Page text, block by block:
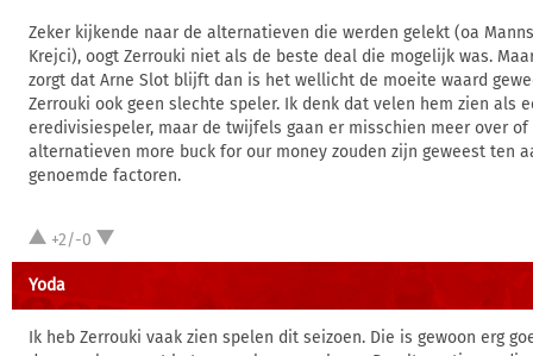
Zeker kijkende naar de alternatieven die werden gelekt (oa
Krejci), oogt Zerrouki niet als de beste deal die mogelijk was.
zorgt dat Arne Slot blijft dan is het wellicht de moeite waard
Zerrouki ook geen slechte speler. Ik denk dat velen hem zien als
eredivisiespeler, maar de twijfels gaan er misschien meer over of
alternatieven more buck for our money zouden zijn geweest ten
genoemde factoren.
+2/-0
Yoda
Ik heb Zerrouki vaak zien spelen dit seizoen. Die is gewoon erg